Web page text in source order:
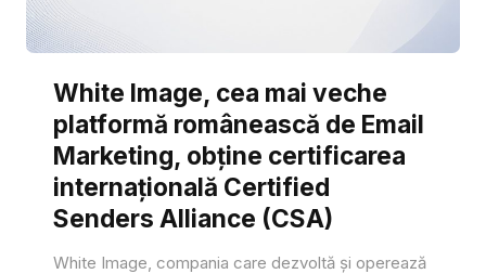
White Image, cea mai veche
platformă românească de Email
Marketing, obține certificarea
internațională Certified
Senders Alliance (CSA)
White Image, compania care dezvoltă și operează